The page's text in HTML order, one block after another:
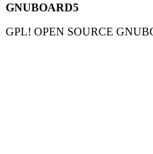
GNUBOARD5
GPL! OPEN SOURCE